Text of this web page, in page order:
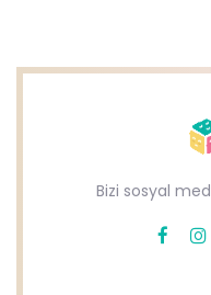
Bizi sosyal